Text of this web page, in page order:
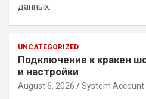
данных.
UNCATEGORIZED
Подключение к кракен
и настройки
August 6, 2026 System Account